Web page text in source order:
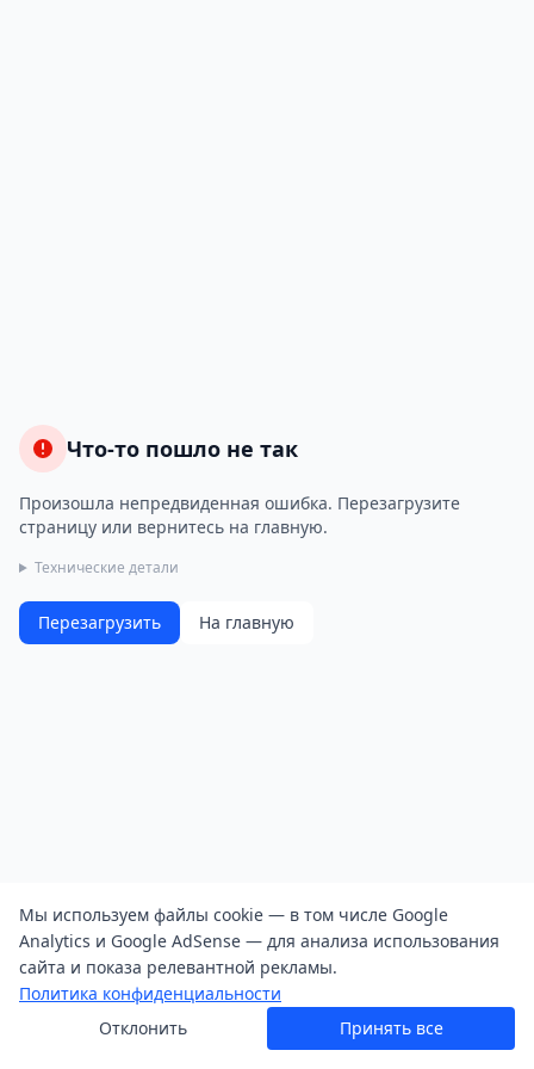
Что-то пошло не так
Произошла непредвиденная ошибка. Перезагрузите
страницу или вернитесь на главную.
Технические детали
Перезагрузить На главную
Мы используем файлы cookie — в том числе Google
Analytics и Google AdSense — для анализа использования
сайта и показа релевантной рекламы.
Политика конфиденциальности
Отклонить
Принять все